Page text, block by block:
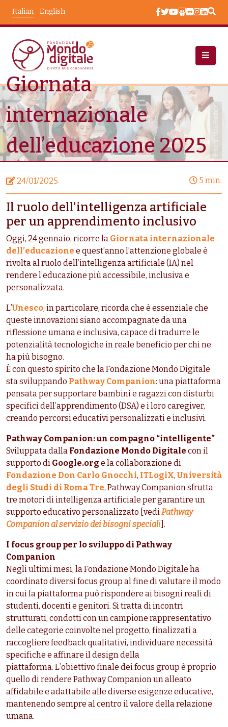
English
Italian
Notizie
Giornata Internazionale Dell’educazione 2025
Foto di Max Fischer
Giornata
internazionale
dell’educazione 2025
24/01/2025 5 min.
Il ruolo dell'intelligenza artificiale
per un apprendimento inclusivo
Oggi, 24 gennaio, ricorre la Giornata internazionale
dell’educazione e quest’anno l’attenzione globale è
rivolta al ruolo dell’intelligenza artificiale (IA) nel
rendere l’educazione più accessibile, inclusiva e
personalizzata.
L’Unesco, in particolare, ricorda che è essenziale che
queste innovazioni siano accompagnate da una
riflessione umana e inclusiva, capace di tradurre le
potenzialità tecnologiche in reale beneficio per chi ne
ha più bisogno.
È con questo spirito che la Fondazione Mondo Digitale
sta sviluppando Pathway Companion: una piattaforma
pensata per supportare bambini e ragazzi con disturbi
specifici dell’apprendimento (DSA) e i loro caregiver,
creando percorsi educativi personalizzati e inclusivi.
Pathway Companion: un compagno “intelligente”
Sviluppata dalla Fondazione Mondo Digitale con il
supporto di Google.org e la collaborazione di
Fondazione Don Carlo Gnocchi, ITLogiX,Università
degli Studi di Roma Tre, Pathway Companion sfrutta
tre motori di intelligenza artificiale per garantire un
supporto educativo personalizzato [vediPathway
Companion al servizio dei bisogni speciali ].
I focus group per lo sviluppo di Pathway
Companion
Negli ultimi mesi, la Fondazione Mondo Digitale ha
coordinato diversi focus group al fine di valutare il modo
in cui la piattaforma può rispondere ai bisogni reali di
studenti, docenti e genitori. Si tratta di incontri
strutturati, condotti con un campione rappresentativo
delle categorie coinvolte nel progetto, finalizzati a
raccogliere feedback qualitativi, individuare necessità
specifiche e affinare il design della
piattaforma. L’obiettivo finale dei focus group è proprio
quello di rendere Pathway Companion un alleato
affidabile e adattabile alle diverse esigenze educative,
mantenendo sempre al centro il valore della relazione
umana.